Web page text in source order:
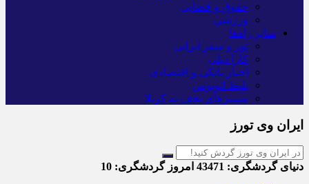
حقوق و قضایی
ورزشی
سایر راه‌ها
تور و سفر ایرانی
کارا دیلی
اخبار بانکی و اقتصادی
بلیط اتوبوس
مسیرهای نجف به کربلا
ایران وی تورز
دنیای گردشگری: امروز گردشگری: